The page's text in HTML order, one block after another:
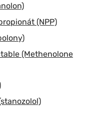
(NPP)
(Methenolone